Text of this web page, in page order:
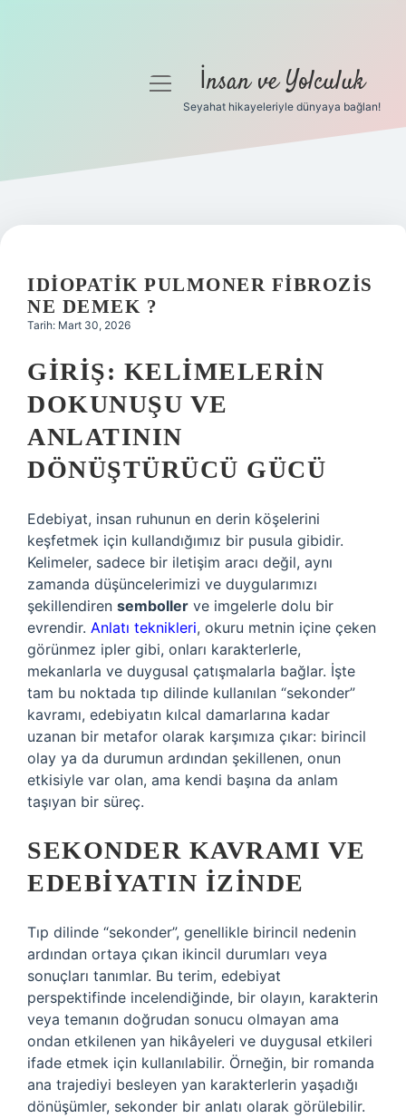
Gizlilik Politikası
Yasal Uyarı
menüyü İnsan ve Yolculuk
Seyahat hikayeleriyle dünyaya bağlan!
IDIOPATIK PULMONER FIBROZIS
NE DEMEK ?
Tarih: Mart 30, 2026
GIRIŞ: KELIMELERIN
DOKUNUŞU VE
ANLATININ
DÖNÜŞTÜRÜCÜ GÜCÜ
Edebiyat, insan ruhunun en derin köşelerini
keşfetmek için kullandığımız bir pusula gibidir.
Kelimeler, sadece bir iletişim aracı değil, aynı
zamanda düşüncelerimizi ve duygularımızı
şekillendiren semboller ve imgelerle dolu bir
evrendir. Anlatı teknikleri, okuru metnin içine çeken
görünmez ipler gibi, onları karakterlerle,
mekanlarla ve duygusal çatışmalarla bağlar. İşte
tam bu noktada tıp dilinde kullanılan “sekonder”
kavramı, edebiyatın kılcal damarlarına kadar
uzanan bir metafor olarak karşımıza çıkar: birincil
olay ya da durumun ardından şekillenen, onun
etkisiyle var olan, ama kendi başına da anlam
taşıyan bir süreç.
SEKONDER KAVRAMI VE
EDEBIYATIN İZINDE
Tıp dilinde “sekonder”, genellikle birincil nedenin
ardından ortaya çıkan ikincil durumları veya
sonuçları tanımlar. Bu terim, edebiyat
perspektifinde incelendiğinde, bir olayın, karakterin
veya temanın doğrudan sonucu olmayan ama
ondan etkilenen yan hikâyeleri ve duygusal etkileri
ifade etmek için kullanılabilir. Örneğin, bir romanda
ana trajediyi besleyen yan karakterlerin yaşadığı
dönüşümler, sekonder bir anlatı olarak görülebilir.